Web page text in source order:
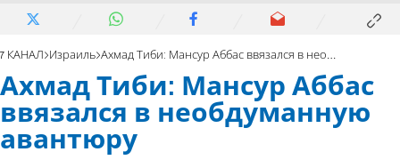
7 КАНАЛ Израиль Ахмад Тиби: Мансур Аббас ввязался в необдуманную авантюру
Ахмад Тиби: Мансур Аббас
ввязался в необдуманную
авантюру